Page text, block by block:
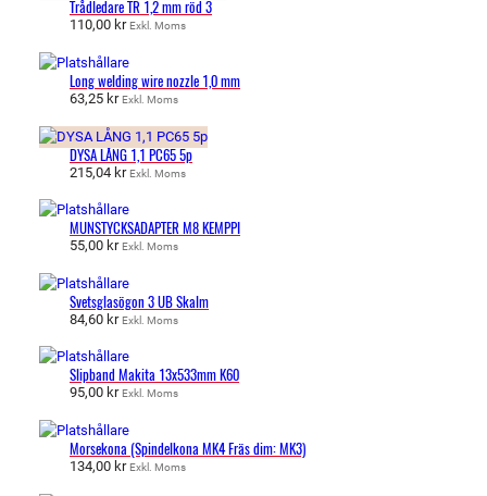
Trådledare TR 1,2 mm röd 3
110,00 kr Exkl. Moms
Long welding wire nozzle 1,0 mm
63,25 kr Exkl. Moms
DYSA LÅNG 1,1 PC65 5p
215,04 kr Exkl. Moms
MUNSTYCKSADAPTER M8 KEMPPI
55,00 kr Exkl. Moms
Svetsglasögon 3 UB Skalm
84,60 kr Exkl. Moms
Slipband Makita 13x533mm K60
95,00 kr Exkl. Moms
Morsekona (Spindelkona MK4 Fräs dim: MK3)
134,00 kr Exkl. Moms